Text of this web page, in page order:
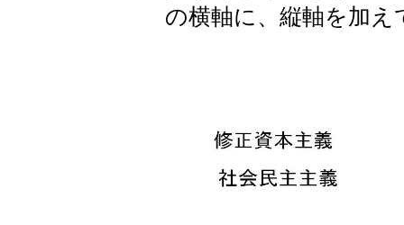
の横軸に、縦軸を加え